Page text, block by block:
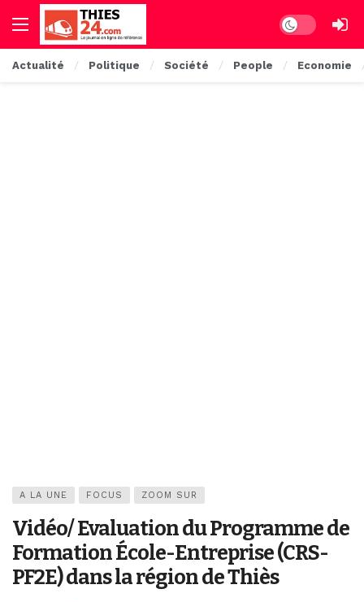
Dark mode
Actualité Politique Société People Economie
A LA UNE FOCUS ZOOM SUR
Vidéo/ Evaluation du Programme de
Formation École-Entreprise (CRS-
PF2E) dans la région de Thiès